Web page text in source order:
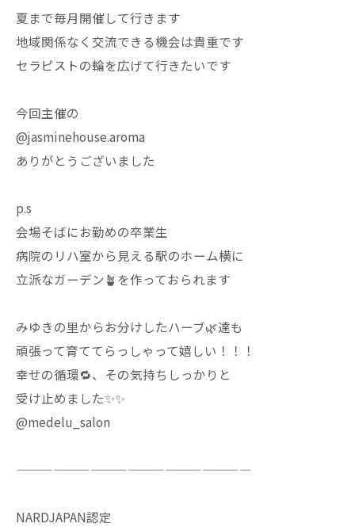
夏まで毎月開催して行きます
地域関係なく交流できる機会は貴重です
セラピストの輪を広げて行きたいです
今回主催の
@jasminehouse.aroma
ありがとうございました
p.s
会場そばにお勤めの卒業生
病院のリハ室から見える駅のホーム横に
立派なガーデン🪴を作っておられます
みゆきの里からお分けしたハーブ🌿達も
頑張って育ててらっしゃって嬉しい！！！
幸せの循環🔁、その気持ちしっかりと
受け止めました✨✨
@medelu_salon
———————————————————
NARDJAPAN認定